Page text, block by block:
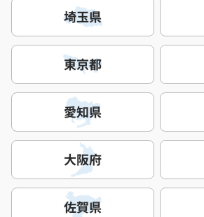
埼玉県
東京都
愛知県
大阪府
佐賀県